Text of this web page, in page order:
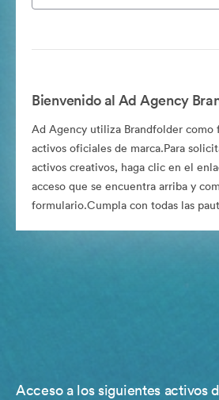
Bienvenido al Ad Agency
Ad Agency utiliza Brandfolder como
activos oficiales de marca.Para
activos creativos, haga clic en el
acceso que se encuentra arriba y
formulario.Cumpla con todas las
Acceso a los siguientes activos